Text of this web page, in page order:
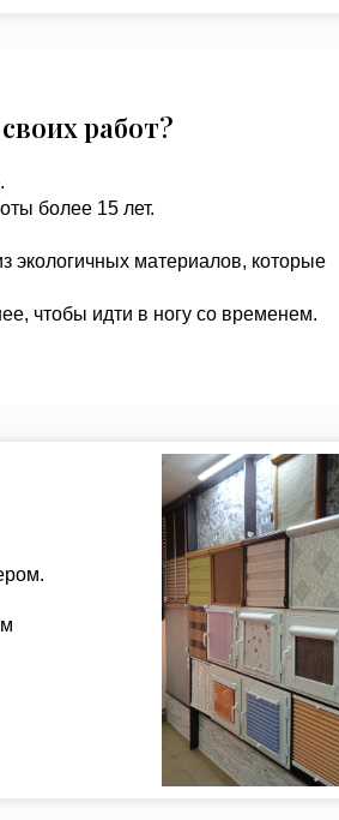
работ?
более 15 лет.
экологичных материалов, которые
чтобы идти в ногу со временем.